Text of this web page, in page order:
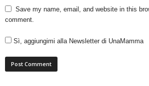
Save my name, email, and website in this
comment.
Sì, aggiungimi alla Newsletter di UnaMamma